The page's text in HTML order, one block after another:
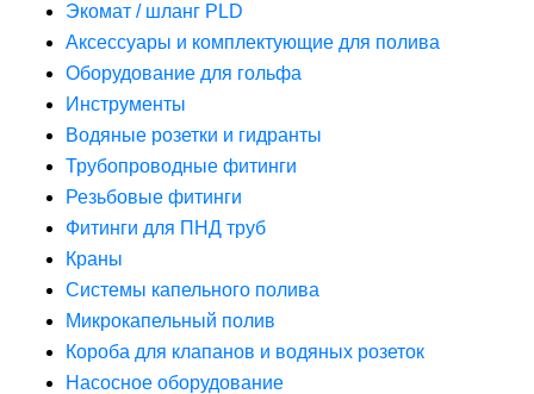
Экомат / шланг PLD
Аксессуары и комплектующие для полива
Оборудование для гольфа
Инструменты
Водяные розетки и гидранты
Трубопроводные фитинги
Резьбовые фитинги
Фитинги для ПНД труб
Краны
Системы капельного полива
Микрокапельный полив
Короба для клапанов и водяных розеток
Насосное оборудование